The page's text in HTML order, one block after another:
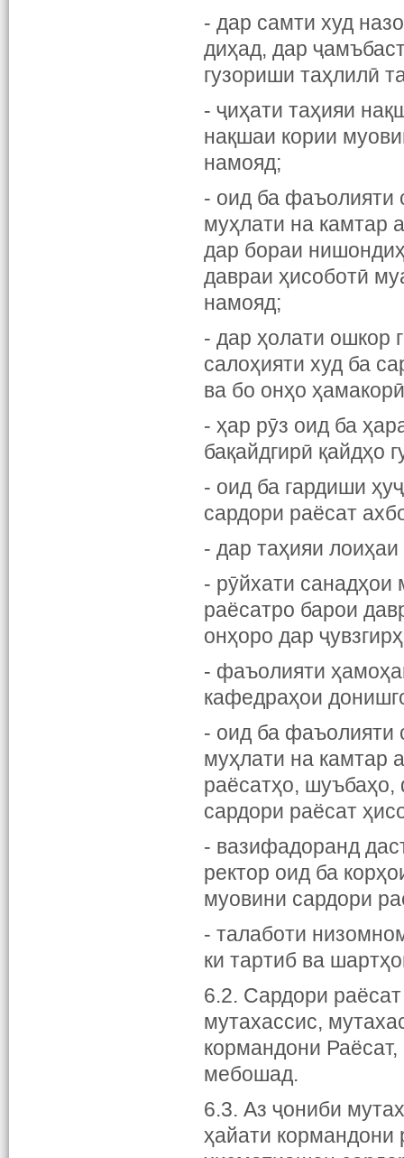
- дар самти худ
диҳад, дар
гузориши таҳлилӣ
- ҷиҳати таҳияи
нақшаи кории
намояд;
- оид ба фаъолияти
муҳлати на камтар
дар бораи
давраи ҳисоботӣ
намояд;
- дар ҳолати ошкор
салоҳияти худ ба
ва бо онҳо
- ҳар рӯз оид ба
бақайдгирӣ қайдҳо
- оид ба гардиши
сардори раёсат
- дар таҳияи
- рӯйхати санадҳои
раёсатро барои
онҳоро дар
- фаъолияти
кафедраҳои
- оид ба фаъолияти
муҳлати на камтар
раёсатҳо, шуъбаҳо,
сардори раёсат
- вазифадоранд
ректор оид ба
муовини сардори
- талаботи
ки тартиб ва
6.2. Сардори
мутахассис,
кормандони
мебошад.
6.3. Аз ҷониби
ҳайати кормандони